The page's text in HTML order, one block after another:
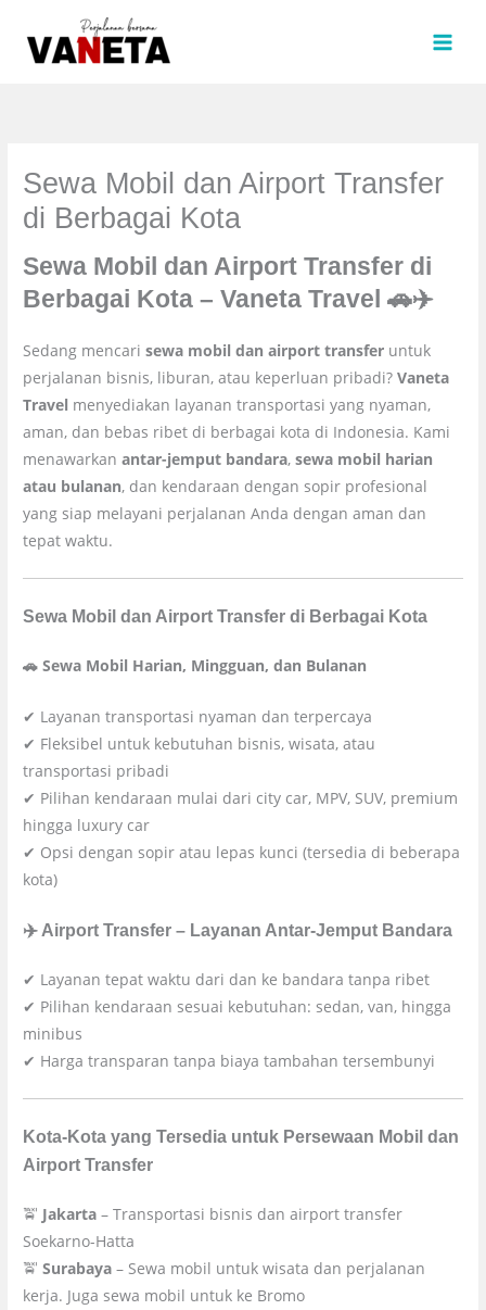
konten
Sewa Mobil dan Airport Transfer
di Berbagai Kota
Sewa Mobil dan Airport Transfer di
Berbagai Kota – Vaneta Travel 🚗✈️
Sedang mencarisewa mobil dan airport transfer untuk
perjalanan bisnis, liburan, atau keperluan pribadi?Vaneta
Travel menyediakan layanan transportasi yang nyaman,
aman, dan bebas ribet di berbagai kota di Indonesia. Kami
menawarkanantar-jemput bandara,sewa mobil harian
atau bulanan, dan kendaraan dengan sopir profesional
yang siap melayani perjalanan Anda dengan aman dan
tepat waktu.
Sewa Mobil dan Airport Transfer di Berbagai Kota
🚗 Sewa Mobil Harian, Mingguan, dan Bulanan
✔ Layanan transportasi nyaman dan terpercaya
✔ Fleksibel untuk kebutuhan bisnis, wisata, atau
transportasi pribadi
✔ Pilihan kendaraan mulai dari city car, MPV, SUV, premium
hingga luxury car
✔ Opsi dengan sopir atau lepas kunci (tersedia di beberapa
kota)
✈️ Airport Transfer – Layanan Antar-Jemput Bandara
✔ Layanan tepat waktu dari dan ke bandara tanpa ribet
✔ Pilihan kendaraan sesuai kebutuhan: sedan, van, hingga
minibus
✔ Harga transparan tanpa biaya tambahan tersembunyi
Kota-Kota yang Tersedia untuk Persewaan Mobil dan
Airport Transfer
🚖 Jakarta – Transportasi bisnis dan airport transfer
Soekarno-Hatta
🚖Surabaya – Sewa mobil untuk wisata dan perjalanan
kerja. Juga sewa mobil untuk ke Bromo